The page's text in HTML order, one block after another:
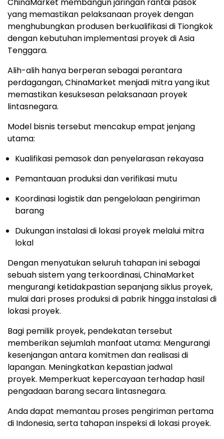
ChinaMarket membangun jaringan rantai pasok
yang memastikan pelaksanaan proyek dengan
menghubungkan produsen berkualifikasi di Tiongkok
dengan kebutuhan implementasi proyek di Asia
Tenggara.
Alih-alih hanya berperan sebagai perantara
perdagangan, ChinaMarket menjadi mitra yang ikut
memastikan kesuksesan pelaksanaan proyek
lintasnegara.
Model bisnis tersebut mencakup empat jenjang
utama:
Kualifikasi pemasok dan penyelarasan rekayasa
Pemantauan produksi dan verifikasi mutu
Koordinasi logistik dan pengelolaan pengiriman
barang
Dukungan instalasi di lokasi proyek melalui mitra
lokal
Dengan menyatukan seluruh tahapan ini sebagai
sebuah sistem yang terkoordinasi, ChinaMarket
mengurangi ketidakpastian sepanjang siklus proyek,
mulai dari proses produksi di pabrik hingga instalasi di
lokasi proyek.
Bagi pemilik proyek, pendekatan tersebut
memberikan sejumlah manfaat utama: Mengurangi
kesenjangan antara komitmen dan realisasi di
lapangan. Meningkatkan kepastian jadwal
proyek. Memperkuat kepercayaan terhadap hasil
pengadaan barang secara lintasnegara.
Anda dapat memantau proses pengiriman pertama
di Indonesia, serta tahapan inspeksi di lokasi proyek.